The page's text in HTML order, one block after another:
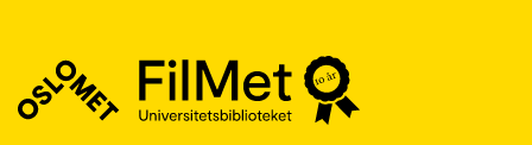
FilMet